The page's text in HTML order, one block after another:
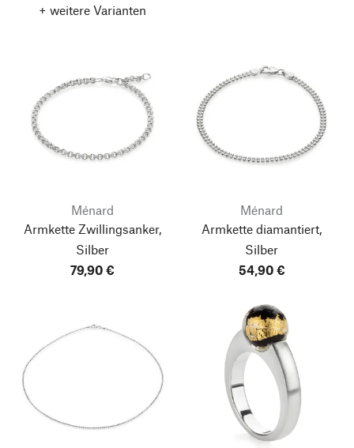
+ weitere Varianten
Ménard
Armkette Zwillingsanker,
Silber
79,90 €
Ménard
Armkette diamantiert,
Silber
54,90 €